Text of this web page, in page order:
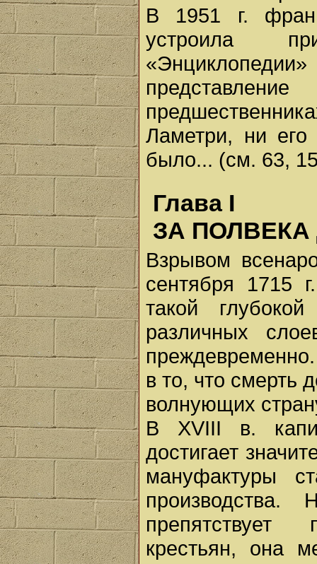
В 1951 г.
устроила
Ламетри, ни его
было... (см. 63,
Глава I
ЗА
Взрывом
сентября 1715
такой
различных
в то, что смерть
волнующих
В XVIII в.
достигает
мануфактуры
препятствует
крестьян, она